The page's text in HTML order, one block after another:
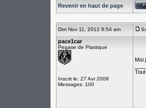
Revenir en haut de page
Dim Nov 11, 2012 8:54 am
pace1car
Pegase de Plastique
Inscrit le: 27 Avr 2008
Messages: 100
Moi